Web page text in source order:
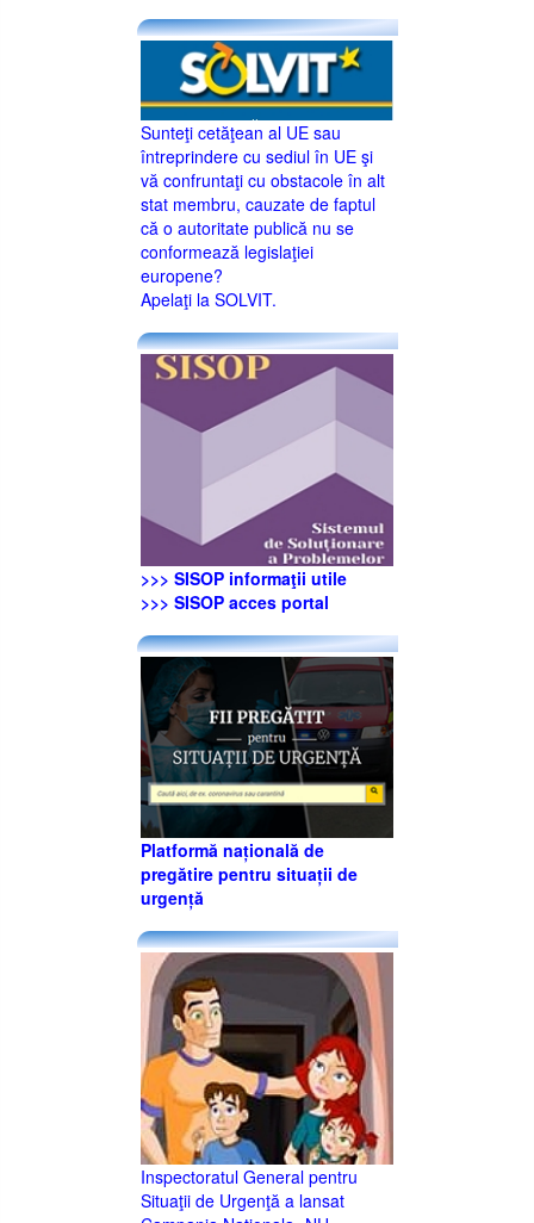
Sunteţi cetăţean al UE sau
întreprindere cu sediul în UE şi
vă confruntaţi cu obstacole în alt
stat membru, cauzate de faptul
că o autoritate publică nu se
conformează legislaţiei
europene?
Apelaţi la SOLVIT.
>>> SISOP informaţii utile
>>> SISOP acces portal
Platformă națională de
pregătire pentru situații de
urgență
Inspectoratul General pentru
Situaţii de Urgenţă a lansat